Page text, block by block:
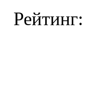
Рейтинг: